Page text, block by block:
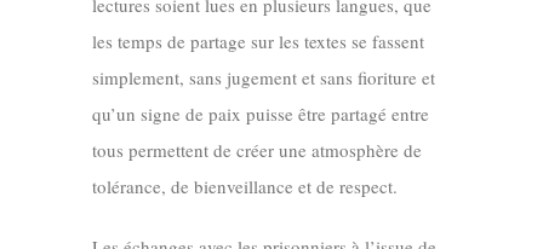
lectures soient lues en plusieurs langues, que
les temps de partage sur les textes se fassent
simplement, sans jugement et sans fioriture et
qu’un signe de paix puisse être partagé entre
tous permettent de créer une atmosphère de
tolérance, de bienveillance et de respect.